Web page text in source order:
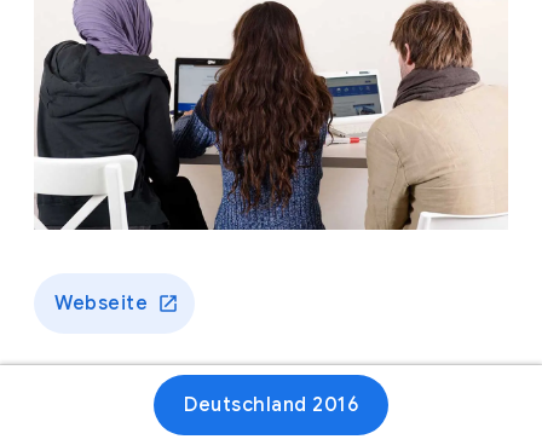
Webseite
Deutschland 2016